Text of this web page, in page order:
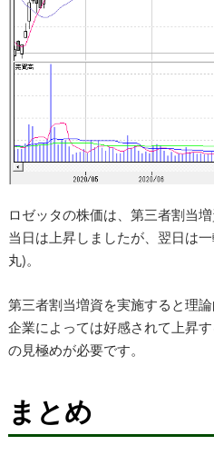
ロゼッタの株価は、第三者割当
当日は上昇しましたが、翌日は
丸)。
第三者割当増資を実施すると理
企業によっては好感されて上昇
の見極めが必要です。
まとめ